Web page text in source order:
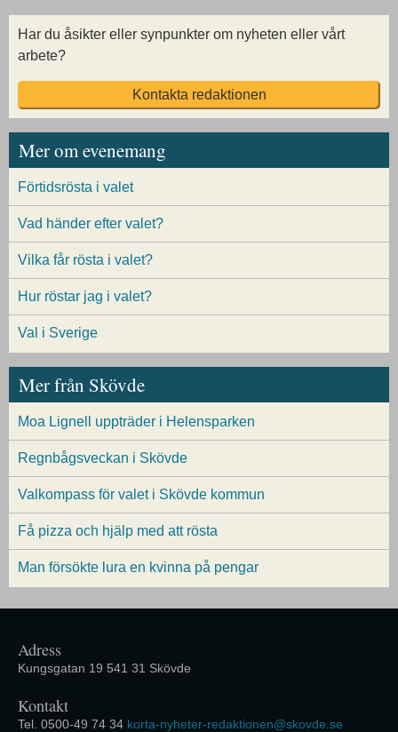
Har du åsikter eller synpunkter om nyheten eller vårt
arbete?
Kontakta redaktionen
Mer om evenemang
Förtidsrösta i valet
Vad händer efter valet?
Vilka får rösta i valet?
Hur röstar jag i valet?
Val i Sverige
Mer från Skövde
Moa Lignell uppträder i Helensparken
Regnbågsveckan i Skövde
Valkompass för valet i Skövde kommun
Få pizza och hjälp med att rösta
Man försökte lura en kvinna på pengar
Adress
Kungsgatan 19 541 31 Skövde
Kontakt
Tel. 0500-49 74 34 korta-nyheter-redaktionen@skovde.se